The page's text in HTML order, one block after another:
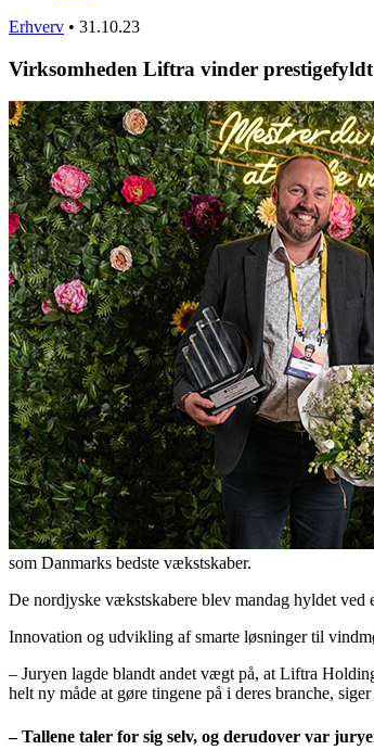
Erhverv • 31.10.23
Virksomheden Liftra vinder
som Danmarks bedste vækstskaber.
De nordjyske vækstskabere blev mandag hyldet
Innovation og udvikling af smarte løsninger til
– Juryen lagde blandt andet vægt på, at Liftra
helt ny måde at gøre tingene på i deres branche,
– Tallene taler for sig selv, og derudover var